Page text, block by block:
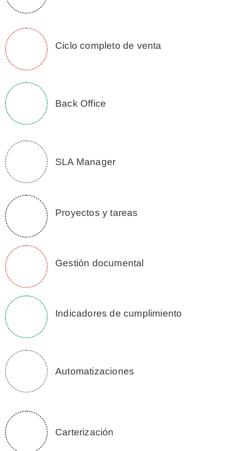
Ciclo completo de venta
Back Office
SLA Manager
Proyectos y tareas
Gestión documental
Indicadores de cumplimiento
Automatizaciones
Carterización